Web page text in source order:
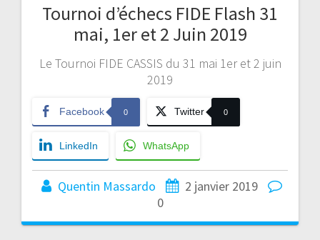
Tournoi d’échecs FIDE Flash 31
mai, 1er et 2 Juin 2019
Le Tournoi FIDE CASSIS du 31 mai 1er et 2 juin
2019
Facebook 0 Twitter 0
LinkedIn WhatsApp
Quentin Massardo
2 janvier 2019
0